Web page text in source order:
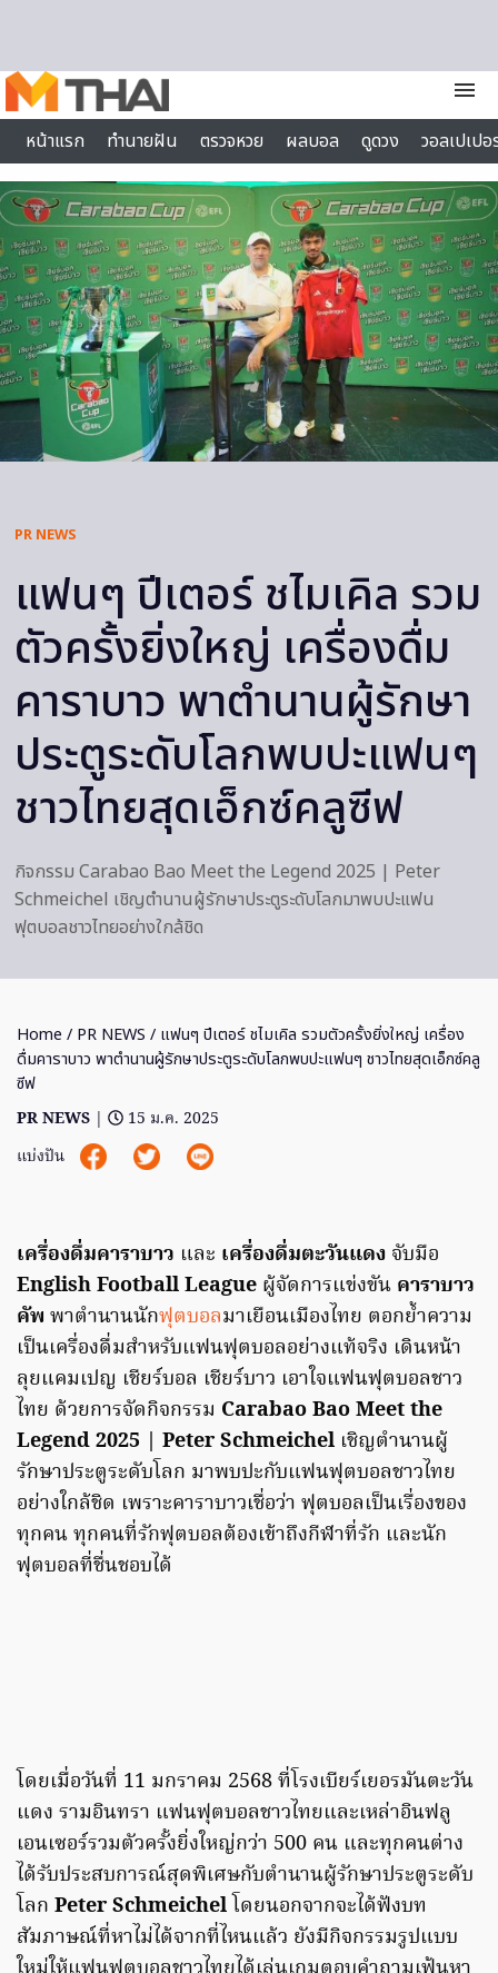
menu
หน้าแรก
ทำนายฝัน ตรวจหวย ผลบอล ดูดวง
วอลเปเป
ไลฟ์สไตล์
PR NEWS
แฟนๆ ปีเตอร์ ชไมเคิล รวม
ตัวครั้งยิ่งใหญ่ เครื่องดื่ม
คาราบาว พาตำนานผู้รักษา
ประตูระดับโลกพบปะแฟนๆ
ชาวไทยสุดเอ็กซ์คลูซีฟ
กิจกรรม Carabao Bao Meet the Legend 2025 | Peter
Schmeichel เชิญตำนานผู้รักษาประตูระดับโลกมาพบปะแฟน
ฟุตบอลชาวไทยอย่างใกล้ชิด
Home / PR NEWS / แฟนๆ ปีเตอร์ ชไมเคิล รวมตัวครั้งยิ่งใหญ่ เครื่อง
ดื่มคาราบาว พาตำนานผู้รักษาประตูระดับโลกพบปะแฟนๆ ชาวไทยสุดเอ็กซ์คลู
ซีฟ
PR NEWS |
15 ม.ค. 2025
แบ่งปัน
เครื่องดื่มคาราบาว และ เครื่องดื่มตะวันแดง จับมือ
English Football League ผู้จัดการแข่งขัน คาราบาว
คัพ พาตำนานนักฟุตบอลมาเยือนเมืองไทย ตอกย้ำความ
เป็นเครื่องดื่มสำหรับแฟนฟุตบอลอย่างแท้จริง เดินหน้า
ลุยแคมเปญ เชียร์บอล เชียร์บาว เอาใจแฟนฟุตบอลชาว
ไทย ด้วยการจัดกิจกรรม Carabao Bao Meet the
Legend 2025 | Peter Schmeichel เชิญตำนานผู้
รักษาประตูระดับโลก มาพบปะกับแฟนฟุตบอลชาวไทย
อย่างใกล้ชิด เพราะคาราบาวเชื่อว่า ฟุตบอลเป็นเรื่องของ
ทุกคน ทุกคนที่รักฟุตบอลต้องเข้าถึงกีฬาที่รัก และนัก
ฟุตบอลที่ชื่นชอบได้
โดยเมื่อวันที่ 11 มกราคม 2568 ที่โรงเบียร์เยอรมันตะวัน
แดง รามอินทรา แฟนฟุตบอลชาวไทยและเหล่าอินฟลู
เอนเซอร์รวมตัวครั้งยิ่งใหญ่กว่า 500 คน และทุกคนต่าง
ได้รับประสบการณ์สุดพิเศษกับตำนานผู้รักษาประตูระดับ
โลก Peter Schmeichel โดยนอกจากจะได้ฟังบท
สัมภาษณ์ที่หาไม่ได้จากที่ไหนแล้ว ยังมีกิจกรรมรูปแบบ